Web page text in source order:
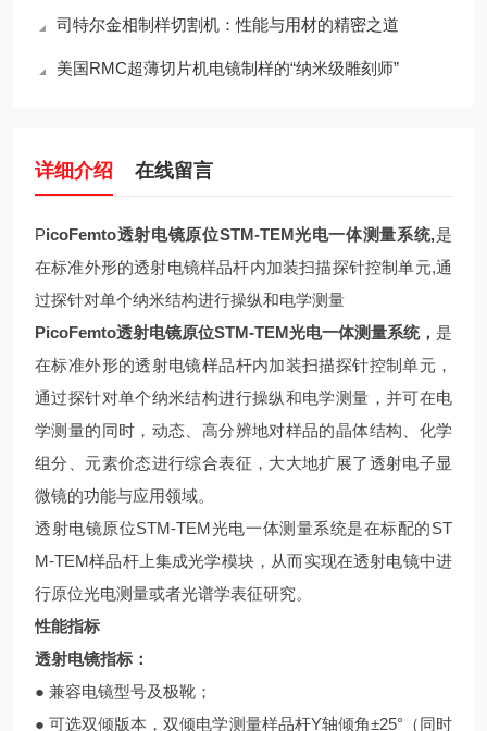
司特尔金相制样切割机：性能与用材的精密之道
美国RMC超薄切片机电镜制样的“纳米级雕刻师”
详细介绍 在线留言
PicoFemto透射电镜原位STM-TEM光电一体测量系统,是
在标准外形的透射电镜样品杆内加装扫描探针控制单元,通
过探针对单个纳米结构进行操纵和电学测量
PicoFemto透射电镜原位STM-TEM光电一体测量系统， 是
在标准外形的透射电镜样品杆内加装扫描探针控制单元，
通过探针对单个纳米结构进行操纵和电学测量，并可在电
学测量的同时，动态、高分辨地对样品的晶体结构、化学
组分、元素价态进行综合表征，大大地扩展了透射电子显
微镜的功能与应用领域。
透射电镜原位STM-TEM光电一体测量系统是在标配的ST
M-TEM样品杆上集成光学模块，从而实现在透射电镜中进
行原位光电测量或者光谱学表征研究。
性能指标
透射电镜指标：
● 兼容电镜型号及极靴；
● 可选双倾版本，双倾电学测量样品杆Y轴倾角±25°（同时